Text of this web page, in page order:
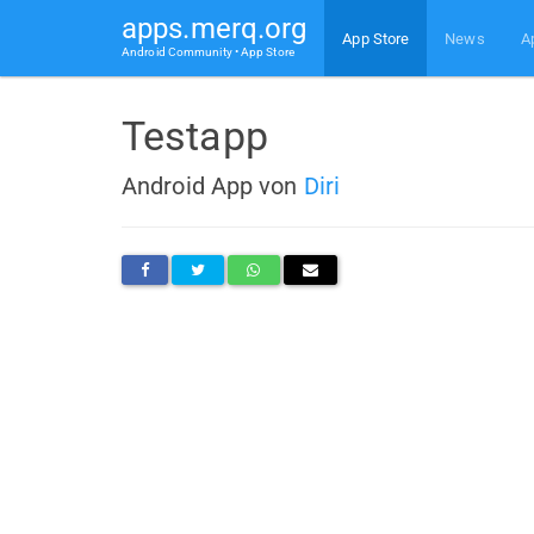
apps.merq.org
Android Community • App Store
App Store News
Testapp
Android App von Diri